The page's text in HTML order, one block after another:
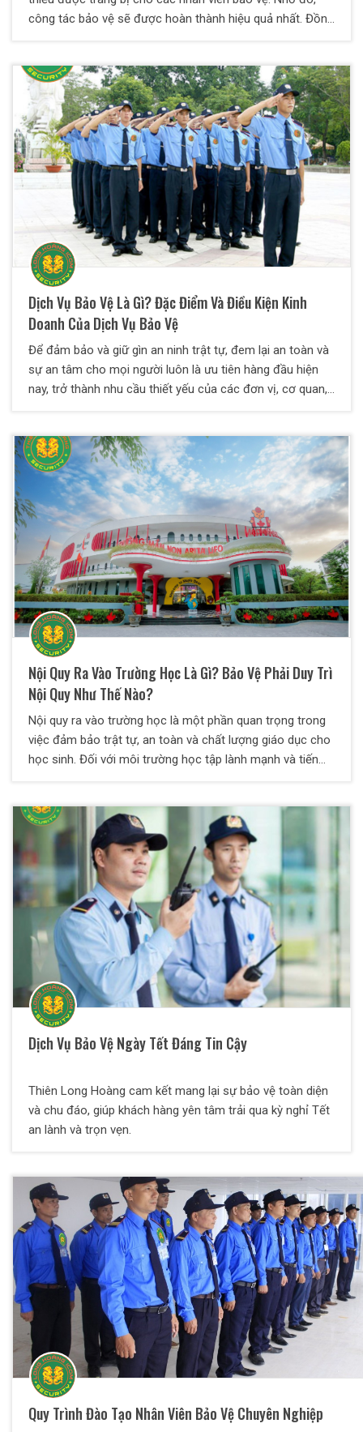
công tác bảo vệ sẽ được hoàn thành hiệu quả nhất. Đồng
bảo vệ nào cần thiết? Cách sử dụng ra sao? Hãy cùng
Bảo vệ Thiên Long Hoàng theo dõi ở bài viết dưới đây
nhé!
Dịch Vụ Bảo Vệ Là Gì? Đặc Điểm Và Điều Kiện Kinh
Doanh Của Dịch Vụ Bảo Vệ
Để đảm bảo và giữ gìn an ninh trật tự, đem lại an toàn và
sự an tâm cho mọi người luôn là ưu tiên hàng đầu hiện
nay, trở thành nhu cầu thiết yếu của các đơn vị, cơ quan,
xuất hiện một loại hình dịch vụ đó là dịch vụ bảo vệ.
Nội Quy Ra Vào Trường Học Là Gì? Bảo Vệ Phải Duy Trì
Nội Quy Như Thế Nào?
Nội quy ra vào trường học là một phần quan trọng trong
việc đảm bảo trật tự, an toàn và chất lượng giáo dục cho
học sinh. Đối với môi trường học tập lành mạnh và tiến
Dịch Vụ Bảo Vệ Ngày Tết Đáng Tin Cậy
Thiên Long Hoàng cam kết mang lại sự bảo vệ toàn diện
và chu đáo, giúp khách hàng yên tâm trải qua kỳ nghỉ Tết
an lành và trọn vẹn.
Quy Trình Đào Tạo Nhân Viên Bảo Vệ Chuyên Nghiệp